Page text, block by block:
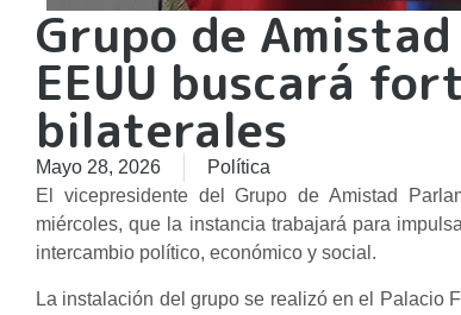
Grupo de
EEUU buscará
bilaterales
Mayo 28, 2026
Política
El vicepresidente del Grupo de Amistad
miércoles, que la instancia trabajará para
intercambio político, económico y social.
La instalación del grupo se realizó en el Palacio